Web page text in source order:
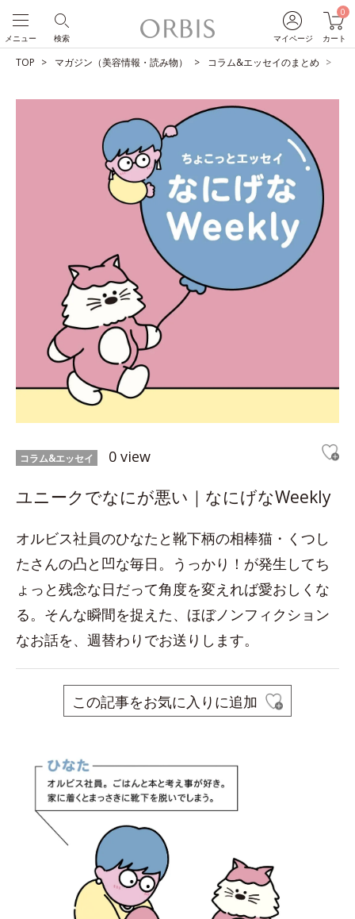
マイページ
0
カート
検索
メニュー
TOP マガジン（美容情報・読み物） コラム&エッセイのまとめ
コラム&エッセイ 0 view
ユニークでなにが悪い｜なにげなWeekly
オルビス社員のひなたと靴下柄の相棒猫・くつし
たさんの凸と凹な毎日。うっかり！が発生してち
ょっと残念な日だって角度を変えれば愛おしくな
る。そんな瞬間を捉えた、ほぼノンフィクション
なお話を、週替わりでお送りします。
この記事をお気に入りに追加